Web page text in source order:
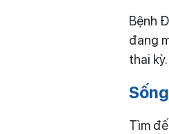
Bệnh
đang
thai
Tìm